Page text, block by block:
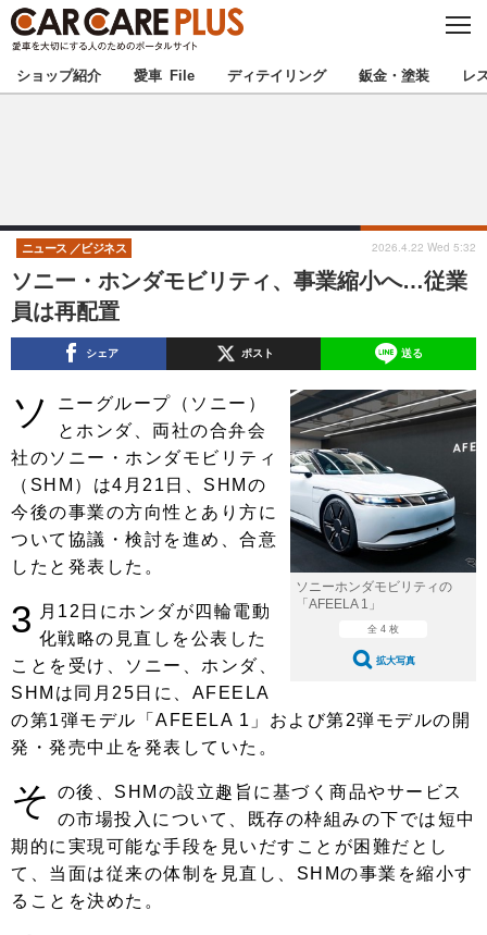
C
S
E
★カーケアプラス認定★ 厳選プロショップを地域から探す
甲信越 北陸
東海 関西
中国 四国
九州 沖縄
注目の記事
ショップレポート 愛車 File
自動車豆知識 ストップ！不具合修理＆粗悪修理
鈑金・塗装
ディテイリング
ディテイリング 洗車
コーティング
フィルム・ラッピング
鈑金・塗装
防錆
ストップ 不具合修理＆粗悪修理
カーメーカー「旧車」関連プロジェ
クト
コラム
ショップ紹介
ショップレポート
レストア
カーメーカー「旧車」関連プロジ
ェクト
コラム
イベント
ショップ紹介 愛車 File ディテイリング 鈑金・塗装 レ
ソニー・ホンダモビリティ、事業縮小へ…従業
員は再配置
ニュース ビジネス 2026.4.22 Wed 5:32
シェア ポスト 送る
ソニーホンダモビリティの
「AFEELA 1」
全 4 枚
拡大写真
ソ
ニーグループ（ソニー）
とホンダ、両社の合弁会
社のソニー・ホンダモビリティ
（SHM）は4月21日、SHMの
今後の事業の方向性とあり方に
ついて協議・検討を進め、合意
したと発表した。
3
月12日にホンダが四輪電動
化戦略の見直しを公表した
ことを受け、ソニー、ホンダ、
SHMは同月25日に、AFEELA
の第1弾モデル「AFEELA 1」および第2弾モデルの開
発・発売中止を発表していた。
そ
の後、SHMの設立趣旨に基づく商品やサービス
の市場投入について、既存の枠組みの下では短中
期的に実現可能な手段を見いだすことが困難だとし
て、当面は従来の体制を見直し、SHMの事業を縮小す
ることを決めた。